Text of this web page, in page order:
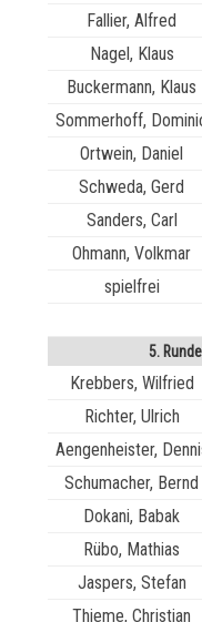
Fallier, Alfred
Nagel, Klaus
Buckermann, Klaus
Sommerhoff,
Ortwein, Daniel
Schweda, Gerd
Sanders, Carl
Ohmann, Volkmar
spielfrei
5.
Krebbers, Wilfried
Richter, Ulrich
Aengenheister,
Schumacher, Bernd
Dokani, Babak
Rübo, Mathias
Jaspers, Stefan
Thieme, Christian